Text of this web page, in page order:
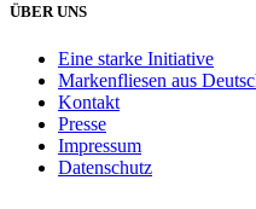
ÜBER UNS
Eine starke Initiative
Markenfliesen aus
Kontakt
Presse
Impressum
Datenschutz